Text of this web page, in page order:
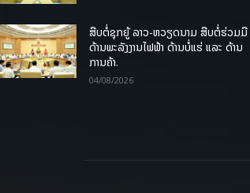
ສືບຕໍ່ຊຸກຍູ້ ລາວ-ຫວຽດນາມ ສືບຕໍ່ຮ່ວມມື
ດ້ານພະລັງງານໄຟຟ້າ ດ້ານບໍ່ແຮ່ ແລະ ດ້ານ
ການຄ້າ.
04/08/2026